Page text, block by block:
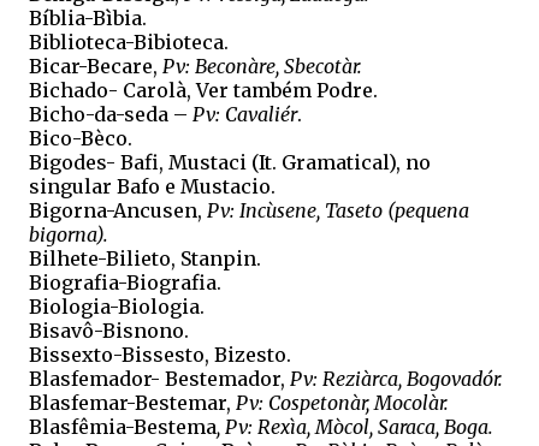
Bíblia-Bìbia.
Biblioteca-Bibioteca.
Bicar-Becare, Pv: Beconàre, Sbecotàr.
Bichado- Carolà, Ver também Podre.
Bicho-da-seda – Pv: Cavaliér.
Bico-Bèco.
Bigodes- Bafi, Mustaci (It. Gramatical), no
singular Bafo e Mustacio.
Bigorna-Ancusen, Pv: Incùsene, Taseto (pequena
bigorna).
Bilhete-Bilieto, Stanpin.
Biografia-Biografia.
Biologia-Biologia.
Bisavô-Bisnono.
Bissexto-Bissesto, Bizesto.
Blasfemador- Bestemador, Pv: Reziàrca, Bogovadór.
Blasfemar-Bestemar, Pv: Cospetonàr, Mocolàr.
Blasfêmia-Bestema, Pv: Rexìa, Mòcol, Saraca, Boga.